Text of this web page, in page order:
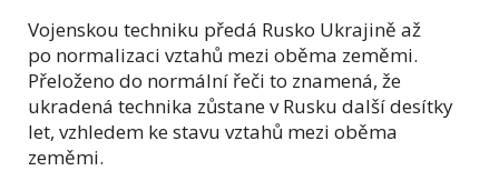
Vojenskou techniku předá Rusko Ukrajině až
po normalizaci vztahů mezi oběma zeměmi.
Přeloženo do normální řeči to znamená, že
ukradená technika zůstane v Rusku další desítky
let, vzhledem ke stavu vztahů mezi oběma
zeměmi.